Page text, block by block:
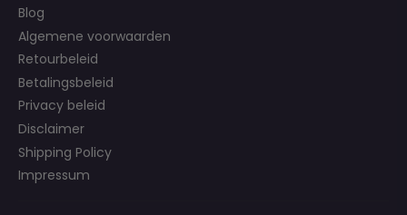
Blog
Algemene voorwaarden
Retourbeleid
Betalingsbeleid
Privacy beleid
Disclaimer
Shipping Policy
Impressum